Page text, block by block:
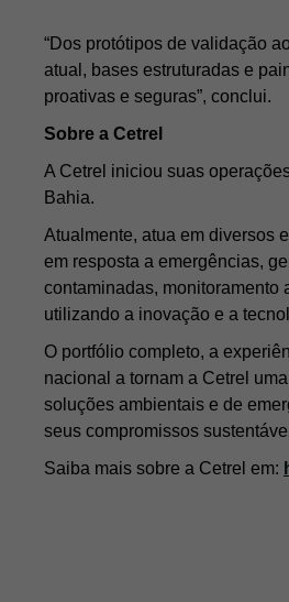
“Dos protótipos de validação
atual, bases estruturadas e
proativas e seguras”, conclui.
Sobre a Cetrel
A Cetrel iniciou suas
Bahia.
Atualmente, atua em diversos
em resposta a emergências,
contaminadas,
utilizando a inovação e a
O portfólio completo, a
nacional a tornam a Cetrel
soluções ambientais e de
seus compromissos
Saiba mais sobre a Cetrel em: